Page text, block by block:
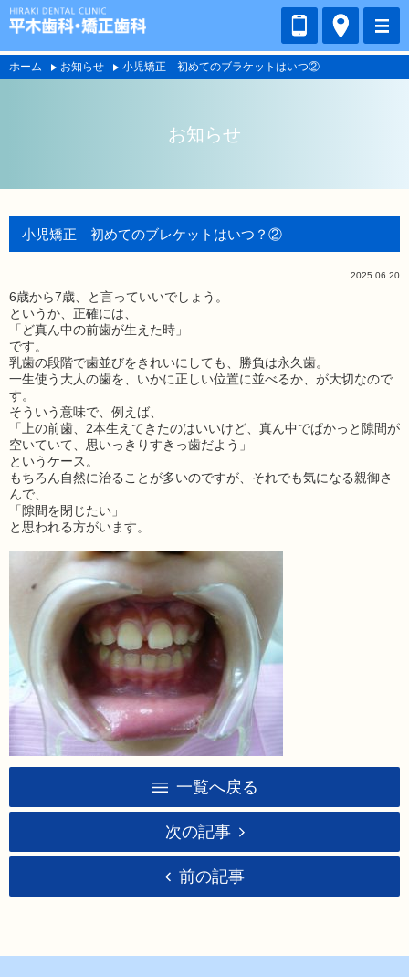
ホーム お知らせ 小児矯正 初めてのブラケットはいつ②
お知らせ
小児矯正 初めてのブレケットはいつ？②
2025.06.20
6歳から7歳、と言っていいでしょう。
というか、正確には、
「ど真ん中の前歯が生えた時」
です。
乳歯の段階で歯並びをきれいにしても、勝負は永久歯。
一生使う大人の歯を、いかに正しい位置に並べるか、が大切なので
す。
そういう意味で、例えば、
「上の前歯、2本生えてきたのはいいけど、真ん中でぱかっと隙間が
空いていて、思いっきりすきっ歯だよう」
というケース。
もちろん自然に治ることが多いのですが、それでも気になる親御さ
んで、
「隙間を閉じたい」
と思われる方がいます。
一覧へ戻る
次の記事
前の記事